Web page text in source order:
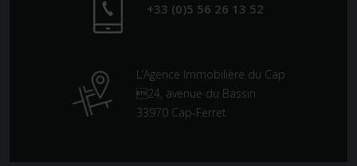
+33 (0)5 56 26 13 52
L’Agence Immobilière du Cap
24, avenue du Bassin
33970 Cap-Ferret